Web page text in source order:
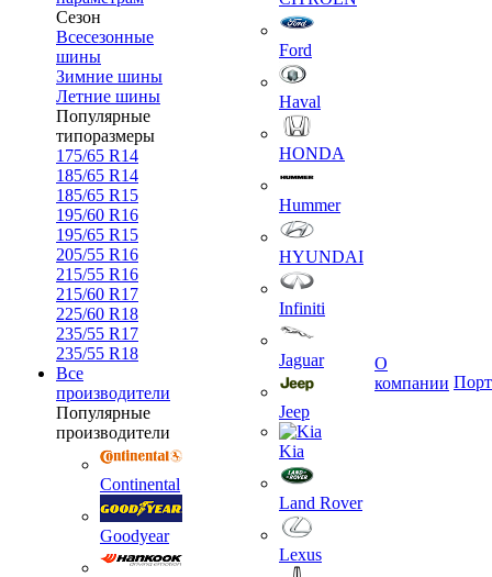
Сезон
Всесезонные
шины
Зимние шины
Летние шины
Популярные
типоразмеры
175/65 R14
185/65 R14
185/65 R15
195/60 R16
195/65 R15
205/55 R16
215/55 R16
215/60 R17
225/60 R18
235/55 R17
235/55 R18
Все
производители
Популярные
производители
Continental
Goodyear
Ford
Haval
HONDA
Hummer
HYUNDAI
Infiniti
Jaguar
Jeep
Kia
Land Rover
Lexus
О
компании